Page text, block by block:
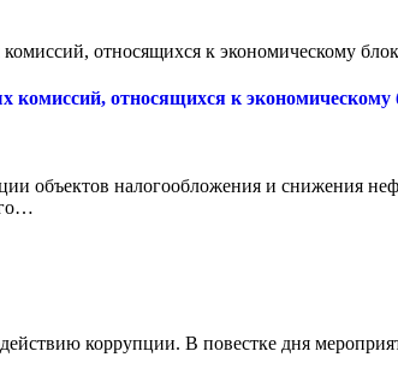
относящихся к экономическому
комиссий, относящихся к экономическому
объектов налогообложения и снижения
коррупции. В повестке дня